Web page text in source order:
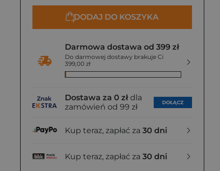
DODAJ DO KOSZYKA
Darmowa dostawa od 399 zł
Do darmowej dostawy brakuje Ci
399,00 zł
Dostawa za 0 zł dla
zamówień od 99 zł
DOŁĄCZ
Kup teraz, zapłać za 30 dni
Kup teraz, zapłać za 30 dni